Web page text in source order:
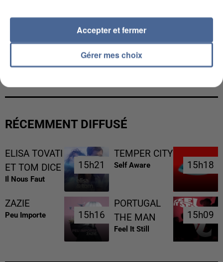
L’UN DES FONDATEURS SUPPOSÉS DE LA DZ
MAFIA INTERPELLÉ EN ALGÉRIE
RÉCEMMENT DIFFUSÉ
ELISA TOVATI
ET TOM DICE
Il Nous Faut
15h21
15h21
TEMPER CITY
Self Aware 15h18
15h18
ZAZIE
Peu Importe 15h16
15h16
PORTUGAL
THE MAN
Feel It Still
15h09
15h09
Gérer mes choix
Accepter et fermer